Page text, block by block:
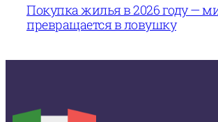
Покупка жилья в 2026 году —
превращается в ловушку